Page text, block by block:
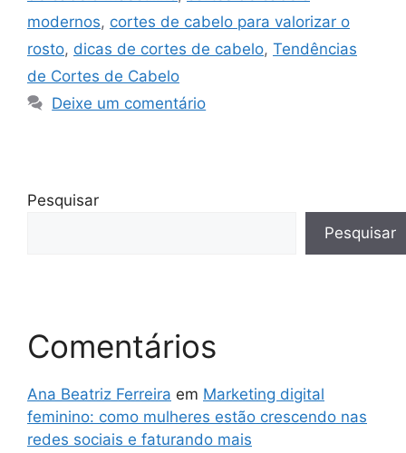
modernos, cortes de cabelo para valorizar o
rosto, dicas de cortes de cabelo, Tendências
de Cortes de Cabelo
Deixe um comentário
Pesquisar
Pesquisar
Comentários
Ana Beatriz Ferreira em Marketing digital
feminino: como mulheres estão crescendo nas
redes sociais e faturando mais